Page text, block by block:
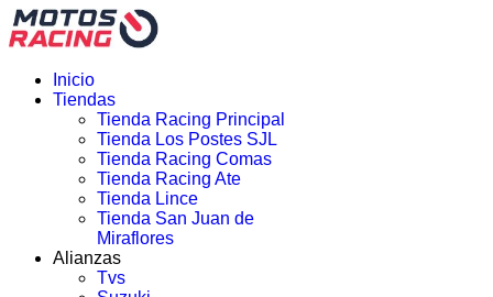
Inicio
Tiendas
Tienda Racing Principal
Tienda Los Postes SJL
Tienda Racing Comas
Tienda Racing Ate
Tienda Lince
Tienda San Juan de
Miraflores
Alianzas
Tvs